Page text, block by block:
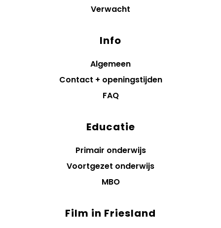
Verwacht
Info
Algemeen
Contact + openingstijden
FAQ
Educatie
Primair onderwijs
Voortgezet onderwijs
MBO
Film in Friesland